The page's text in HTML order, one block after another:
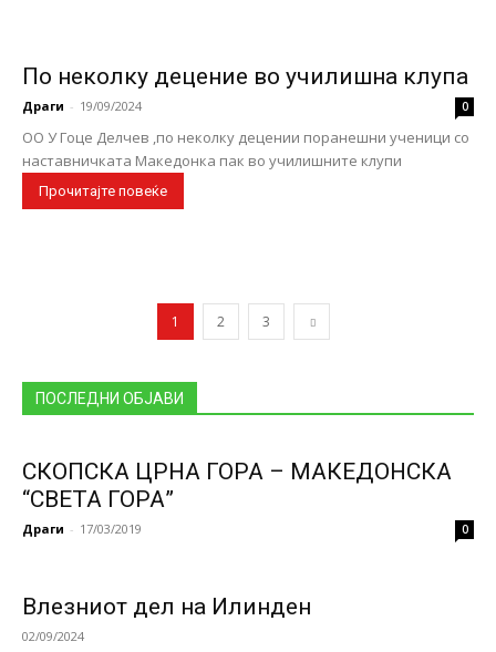
По неколку децение во училишна клупа
Драги - 19/09/2024 0
ОО У Гоце Делчев ,по неколку децении поранешни ученици со
наставничката Македонка пак во училишните клупи
Прочитајте повеќе
1 2 3
ПОСЛЕДНИ ОБЈАВИ
СКОПСКА ЦРНА ГОРА – МАКЕДОНСКА
“СВЕТА ГОРА”
Драги - 17/03/2019 0
Влезниот дел на Илинден
02/09/2024